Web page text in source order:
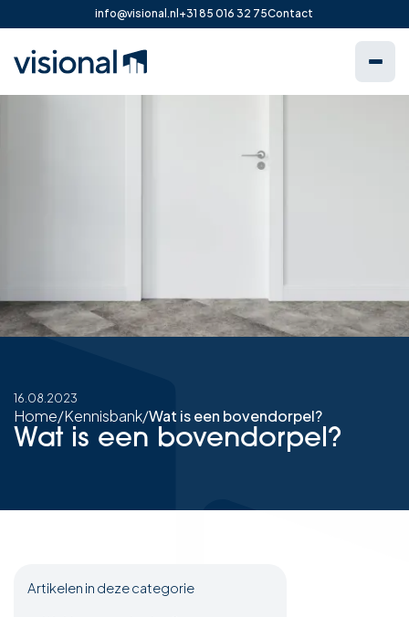
info@visional.nl +31 85 016 32 75Contact
16.08.2023
Home/Kennisbank/Wat is een bovendorpel?
Wat is een bovendorpel?
Artikelen in deze categorie